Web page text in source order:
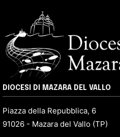
DIOCESI DI MAZARA DEL VALLO
Piazza della Repubblica, 6
91026 - Mazara del Vallo (TP)